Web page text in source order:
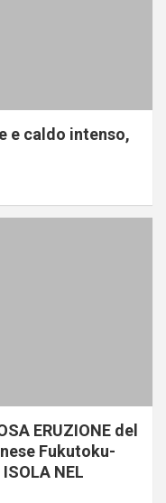
e caldo intenso,
ERUZIONE del
Fukutoku-
NEL